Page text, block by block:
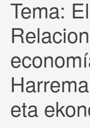
Tema:
eta